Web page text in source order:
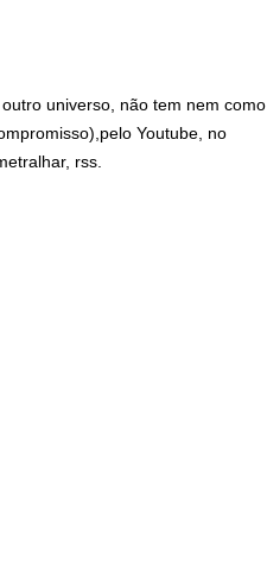
universo, não tem nem como
Youtube, no
rss.